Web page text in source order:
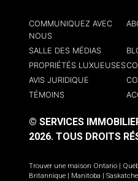
COMMUNIQUEZ AVEC
NOUS
SALLE DES MÉDIAS
PROPRIÉTÉS LUXUEUSES
AVIS JURIDIQUE
TÉMOINS
© SERVICES
2026. TOUS DROITS
Trouver une maison Ontario
Britannique
Manitoba